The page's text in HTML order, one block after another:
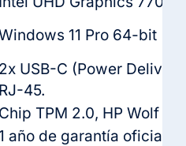
11 Pro 64-bit
2x USB-C (Power
RJ-45.
Chip TPM 2.0, HP Wolf
año de garantía oficial